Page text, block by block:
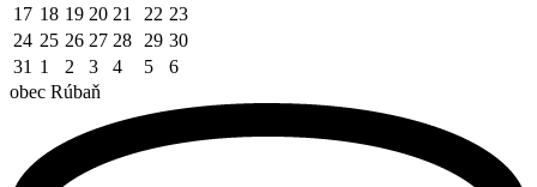
17 18 19 20 21 22 23
24 25 26 27 28 29 30
31 1 2 3 4 5
6
obec Rúbaň